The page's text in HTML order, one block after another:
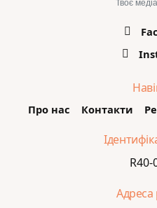
Твоє
Про нас Контакти
R40-
Адреса